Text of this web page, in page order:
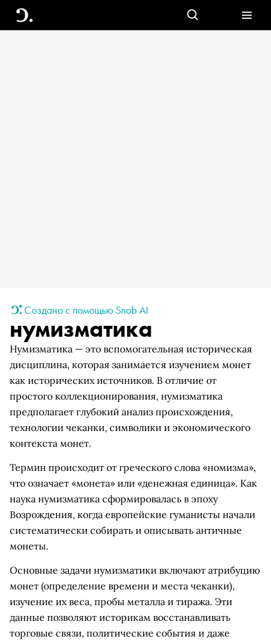
Создано с помощью Snob AI
нумизматика
Нумизматика — это вспомогательная историческая
дисциплина, которая занимается изучением монет
как исторических источников. В отличие от
простого коллекционирования, нумизматика
предполагает глубокий анализ происхождения,
технологии чеканки, символики и экономического
контекста монет.
Термин происходит от греческого слова «номизма»,
что означает «монета» или «денежная единица». Как
наука нумизматика сформировалась в эпоху
Возрождения, когда европейские гуманисты начали
систематически собирать и описывать античные
монеты.
Основные задачи нумизматики включают атрибуцию
монет (определение времени и места чеканки),
изучение их веса, пробы металла и тиража. Эти
данные позволяют историкам восстанавливать
торговые связи, политические события и даже